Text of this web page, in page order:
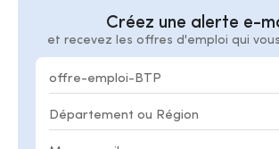
Créez une alerte e-
et recevez les offres d'emploi qui